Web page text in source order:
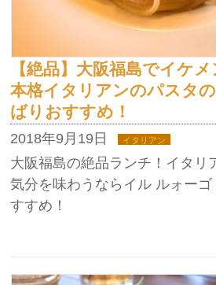
【絶品】大阪福島でイケ
本格イタリアンのパスタ
ばりおすすめ！
2018年9月19日 イタリアン
大阪福島の絶品ランチ！イタリ
気分を味わうならイル ルォー
すすめ！